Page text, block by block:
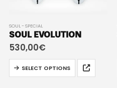
SOUL - SPECIAL
SOUL EVOLUTION
530,00€
SELECT OPTIONS